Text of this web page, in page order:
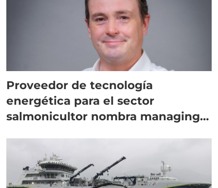
Proveedor de tecnología
energética para el sector
salmonicultor nombra managing